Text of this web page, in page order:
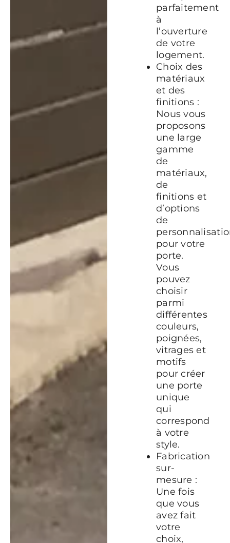
parfaitement
à
l’ouverture
de votre
logement.
Choix des
matériaux
et des
finitions :
Nous vous
proposons
une large
gamme
de
matériaux,
de
finitions et
d’options
de
pour votre
porte.
Vous
pouvez
choisir
parmi
différentes
couleurs,
poignées,
vitrages et
motifs
pour créer
une porte
unique
qui
correspond
à votre
style.
Fabrication
sur-
mesure :
Une fois
que vous
avez fait
votre
choix,